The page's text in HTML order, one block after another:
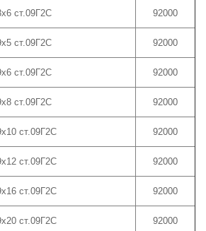
ст.09Г2С 92000
ст.09Г2С 92000
ст.09Г2С 92000
ст.09Г2С 92000
ст.09Г2С 92000
ст.09Г2С 92000
ст.09Г2С 92000
ст.09Г2С 92000